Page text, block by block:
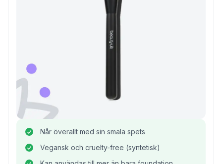
Når överallt med sin smala spets
Vegansk och cruelty-free (syntetisk)